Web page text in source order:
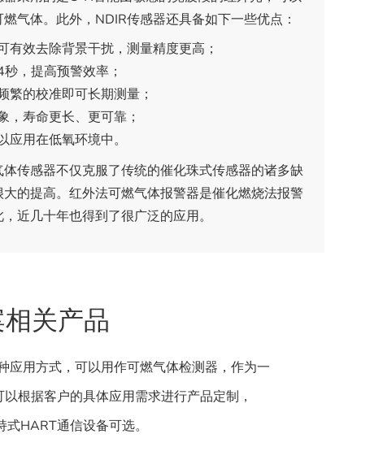
气体。此外，NDIR传感器还具备如下一些优点：
有效去除背景干扰，测量精度更高；
，提高预警效率；
繁的校准即可长期测量；
，寿命更长、更可靠；
用在低氧环境中。
传感器不仅克服了传统的催化珠式传感器的诸多缺
的提高。红外法可燃气体报警器是催化燃烧法报警
近几十年也得到了很广泛的应用。
关产品
应用方式，可以用作可燃气体检测器，作为一
根据客户的具体应用需求进行产品定制，
HART通信设备可选。